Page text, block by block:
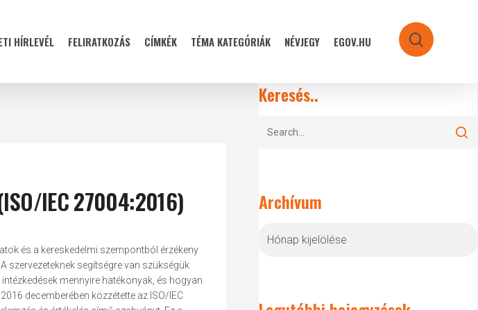
HÍRLEVÉL FELIRATKOZÁS CÍMKÉK TÉMA KATEGÓRIÁK NÉVJEGY EGOV.HU search
IEC 27004:2016)
és a kereskedelmi szempontból érzékeny
szervezeteknek segítségre van szükségük
mennyire hatékonyak, és hogyan
decemberében közzétette az ISO/IEC
Keresés..
Archívum